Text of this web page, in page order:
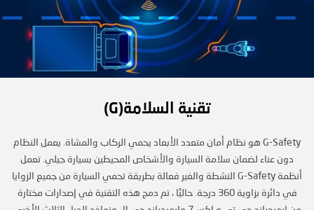
تقنية السلامة(G)
G-Safety هو نظام أمان متعدد الأبعاد يحمي الركاب والمشاة. يعمل النظام
دون عناء لضمان سلامة السيارة والأشخاص المحيطين بسيارة جيلي. تعمل
أنظمة G-Safety النشطة والغير فعالة بطريقة تحمي السيارة من جميع الزوايا
في دائرة بزاوية 360 درجة. حاليًا ، تم دمج هذه التقنية في إصدارات مختارة